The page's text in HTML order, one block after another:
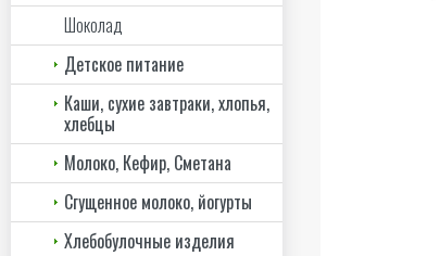
Шоколад
Детское питание
Каши, сухие завтраки, хлопья,
хлебцы
Молоко, Кефир, Сметана
Сгущенное молоко, йогурты
Хлебобулочные изделия